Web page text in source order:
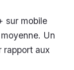
sur mobile
Un
rapport aux